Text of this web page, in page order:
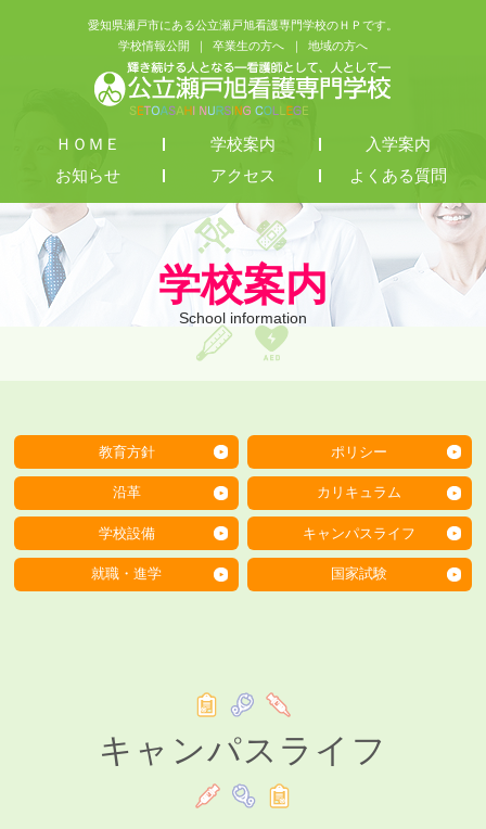
愛知県瀬戸市にある公立瀬戸旭看護専門学校のＨＰです。
学校情報公開
卒業生の方へ 地域の方へ
ＨＯＭＥ 学校案内
入学案内
お知らせ
アクセス よくある質問
学校案内
School information
教育方針 ポリシー
沿革 カリキュラム
学校設備 キャンパスライフ
就職・進学 国家試験
キャンパスライフ